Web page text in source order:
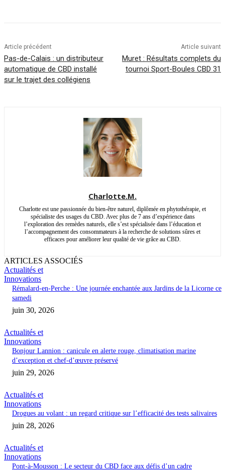
Article précédent
Pas-de-Calais : un distributeur
automatique de CBD installé
sur le trajet des collégiens
Article suivant
Muret : Résultats complets du
tournoi Sport-Boules CBD 31
Charlotte.M.
Charlotte est une passionnée du bien-être naturel, diplômée en phytothérapie, et
spécialiste des usages du CBD. Avec plus de 7 ans d’expérience dans
l’exploration des remèdes naturels, elle s’est spécialisée dans l’éducation et
l’accompagnement des consommateurs à la recherche de solutions sûres et
efficaces pour améliorer leur qualité de vie grâce au CBD.
ARTICLES ASSOCIÉS
Actualités et
Innovations
Rémalard-en-Perche : Une journée enchantée aux Jardins de la Licorne ce
samedi
juin 30, 2026
Actualités et
Innovations
Bonjour Lannion : canicule en alerte rouge, climatisation marine
d’exception et chef-d’œuvre préservé
juin 29, 2026
Actualités et
Innovations
Drogues au volant : un regard critique sur l’efficacité des tests salivaires
juin 28, 2026
Actualités et
Innovations
Pont-à-Mousson : Le secteur du CBD face aux défis d’un cadre